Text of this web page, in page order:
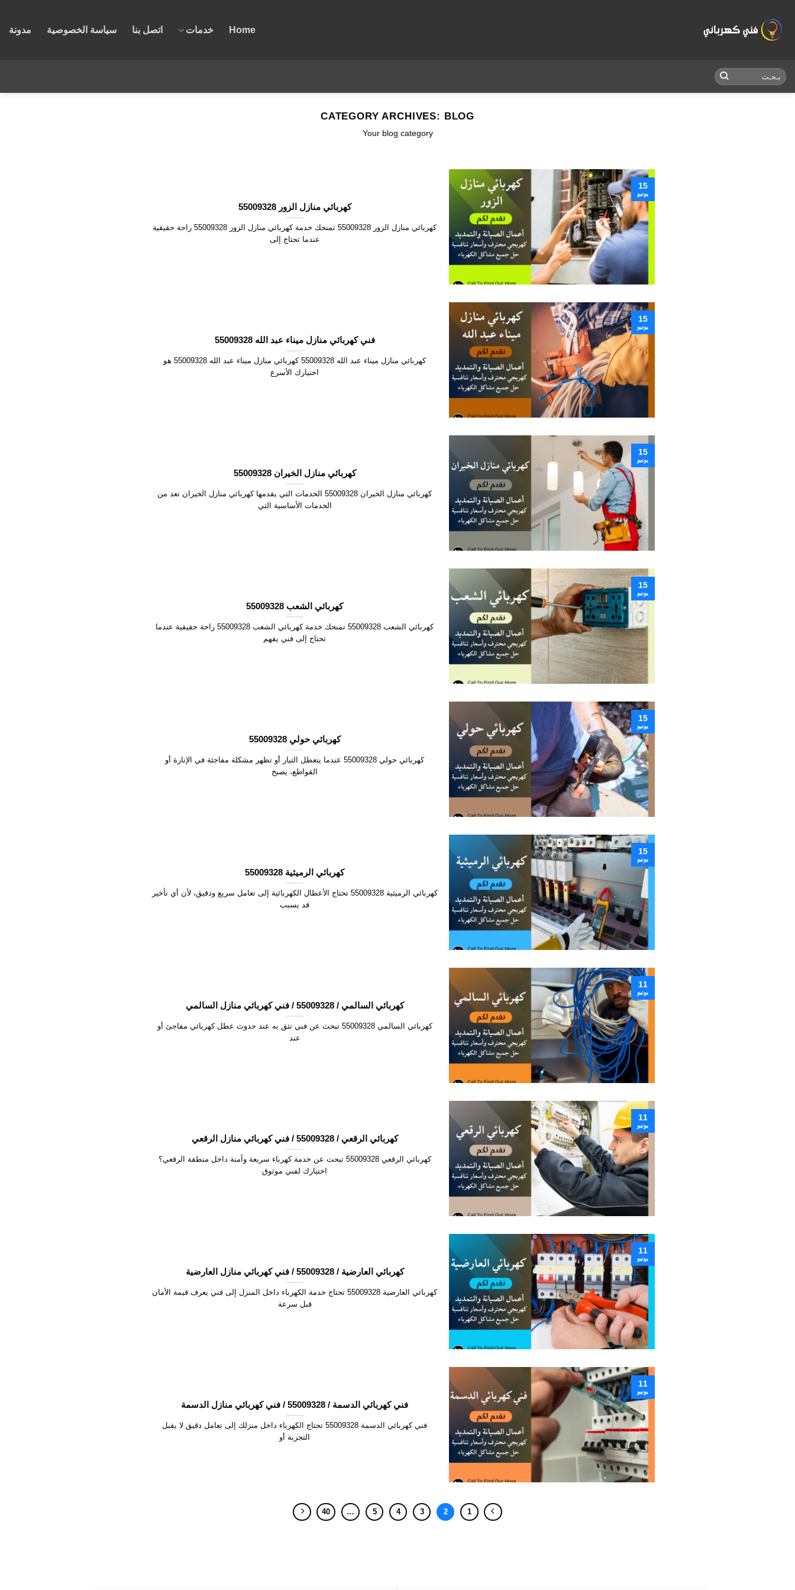
content
Home خدمات اتصل بنا سياسة الخصوصية مدونة
CATEGORY ARCHIVES: BLOG
Your blog category
كهربائي منازل الزور 55009328
كهربائي منازل الزور 55009328 تمنحك خدمة كهربائي منازل الزور 55009328 راحة حقيقية
عندما تحتاج إلى
15
يونيو
فني كهربائي منازل ميناء عبد الله 55009328
كهربائي منازل ميناء عبد الله 55009328 كهربائي منازل ميناء عبد الله 55009328 هو
اختيارك الأسرع
15
يونيو
كهربائي منازل الخيران 55009328
كهربائي منازل الخيران 55009328 الخدمات التي يقدمها كهربائي منازل الخيران تعد من
الخدمات الأساسية التي
15
يونيو
كهربائي الشعب 55009328
كهربائي الشعب 55009328 تمنحك خدمة كهربائي الشعب 55009328 راحة حقيقية عندما
تحتاج إلى فني يفهم
15
يونيو
كهربائي حولي 55009328
كهربائي حولي 55009328 عندما يتعطل التيار أو تظهر مشكلة مفاجئة في الإنارة أو
القواطع، يصبح
15
يونيو
كهربائي الرميثية 55009328
كهربائي الرميثية 55009328 تحتاج الأعطال الكهربائية إلى تعامل سريع ودقيق، لأن أي تأخير
قد يسبب
15
يونيو
كهربائي السالمي / 55009328 / فني كهربائي منازل السالمي
كهربائي السالمي 55009328 تبحث عن فني تثق به عند حدوث عطل كهربائي مفاجئ أو
عند
11
يونيو
كهربائي الرقعي / 55009328 / فني كهربائي منازل الرقعي
كهربائي الرقعي 55009328 تبحث عن خدمة كهرباء سريعة وآمنة داخل منطقة الرقعي؟
اختيارك لفني موثوق
11
يونيو
كهربائي العارضية / 55009328 / فني كهربائي منازل العارضية
كهربائي العارضية 55009328 تحتاج خدمة الكهرباء داخل المنزل إلى فني يعرف قيمة الأمان
قبل سرعة
11
يونيو
فني كهربائي الدسمة / 55009328 / فني كهربائي منازل الدسمة
فني كهربائي الدسمة 55009328 تحتاج الكهرباء داخل منزلك إلى تعامل دقيق لا يقبل
التجربة أو
11
يونيو
1
2
3
4
5
…
40